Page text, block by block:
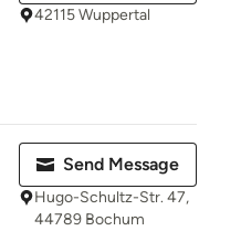
42115 Wuppertal
Send Message
Hugo-Schultz-Str. 47,
44789 Bochum